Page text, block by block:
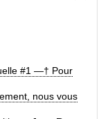
#1 —† Pour
nous vous